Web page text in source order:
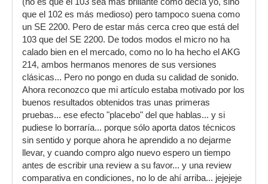
(no es que el 103 sea más brillante como decía yo, sino
que el 102 es más medioso) pero tampoco suena como
un SE 2200. Pero de estar más cerca creo que está del
103 que del SE 2200. De todos modos el micro no ha
calado bien en el mercado, como no lo ha hecho el AKG
214, ambos hermanos menores de sus versiones
clásicas... Pero no pongo en duda su calidad de sonido.
Ahora reconozco que mi artículo estaba motivado por los
buenos resultados obtenidos tras unas primeras
pruebas... ese efecto "placebo" del que hablas... y si
pudiese lo borraría... porque sólo aporta datos técnicos
sin sentido y porque ahora he aprendido a no dejarme
llevar, y cuando compro algo nuevo espero un tiempo
antes de escribir una review a su favor... y una review
comparativa en condiciones, no lo de ahí arriba... jejejeje